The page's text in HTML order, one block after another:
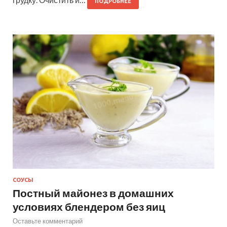
СОУСЫ
Постный майонез в домашних
условиях блендером без яиц
Оставьте комментарий